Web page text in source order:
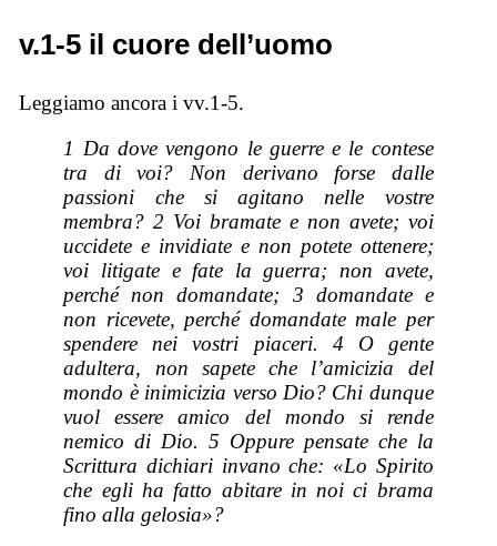
v.1-5 il cuore dell’uomo
Leggiamo ancora i vv.1-5.
1 Da dove vengono le guerre e le contese
tra di voi? Non derivano forse dalle
passioni che si agitano nelle vostre
membra? 2 Voi bramate e non avete; voi
uccidete e invidiate e non potete ottenere;
voi litigate e fate la guerra; non avete,
perché non domandate; 3 domandate e
non ricevete, perché domandate male per
spendere nei vostri piaceri. 4 O gente
adultera, non sapete che l’amicizia del
mondo è inimicizia verso Dio? Chi dunque
vuol essere amico del mondo si rende
nemico di Dio. 5 Oppure pensate che la
Scrittura dichiari invano che: «Lo Spirito
che egli ha fatto abitare in noi ci brama
fino alla gelosia»?